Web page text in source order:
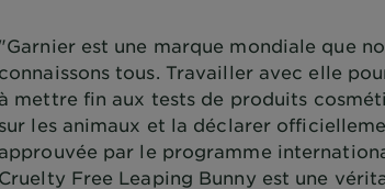
"Garnier est une marque mondiale que
connaissons tous. Travailler avec elle
à mettre fin aux tests de produits
sur les animaux et la déclarer
approuvée par le programme
Cruelty Free Leaping Bunny est une